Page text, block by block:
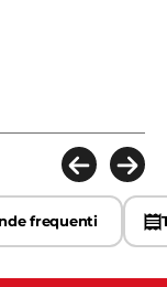
frequenti